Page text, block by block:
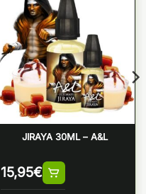
JIRAYA 30ML – A&L
15,95€